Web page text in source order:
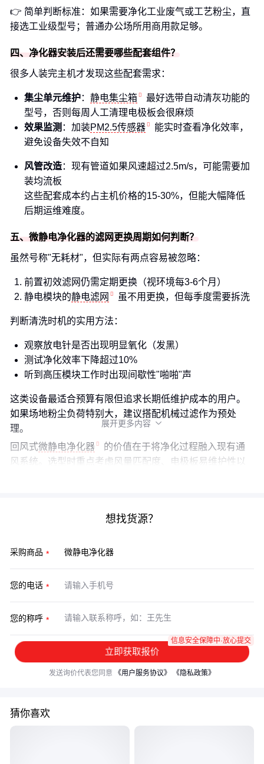
👉 简单判断标准：如果需要净化工业废气或工艺粉尘，直
接选工业级型号；普通办公场所用商用款足够。
四、净化器安装后还需要哪些配套组件？
很多人装完主机才发现这些配套需求：
集尘单元维护： 静电集尘箱
最好选带自动清灰功能的
型号，否则每周人工清理电极板会很麻烦
效果监测 ：加装PM2.5传感器
能实时查看净化效率，
避免设备失效不自知
风管改造：现有管道如果风速超过2.5m/s，可能需要加
装均流板
这些配套成本约占主机价格的15-30%，但能大幅降低
后期运维难度。
五、微静电净化器的滤网更换周期如何判断？
虽然号称"无耗材"，但实际有两点容易被忽略：
前置初效滤网仍需定期更换（视环境每3-6个月）
静电模块的静电滤网 虽不用更换，但每季度需要拆洗
判断清洗时机的实用方法：
观察放电针是否出现明显氧化（发黑）
测试净化效率下降超过10%
听到高压模块工作时出现间歇性"啪啪"声
这类设备最适合预算有限但追求长期低维护成本的用户。
如果场地粉尘负荷特别大，建议搭配机械过滤作为预处
理。
回风式微静电净化器
的价值在于将净化过程融入现有通
风系统。选型时重点考虑风量匹配度、电极板易维护性以
展开更多内容 
想找货源？
采购商品
您的电话
您的称呼
立即获取报价
信息安全保障中·放心提交
发送询价代表您同意 《用户服务协议》 《隐私政策》
猜你喜欢